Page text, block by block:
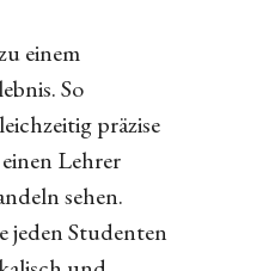
einem
So
präzise
Lehrer
sehen.
jeden Studenten